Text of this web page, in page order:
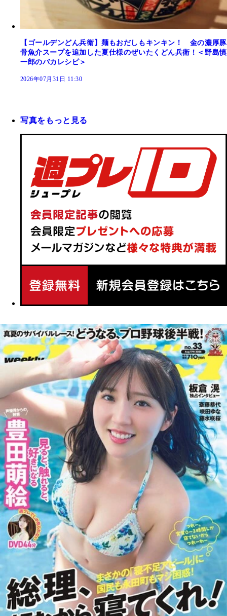
【ゴールデンどん兵衛】麺もおだしもキンキン！ 金の濃厚豚
骨魚介スープを追加した夏仕様のぜいたくどん兵衛！＜野島慎
一郎のバカレシピ＞
2026年07月31日 11:30
写真をもっと見る